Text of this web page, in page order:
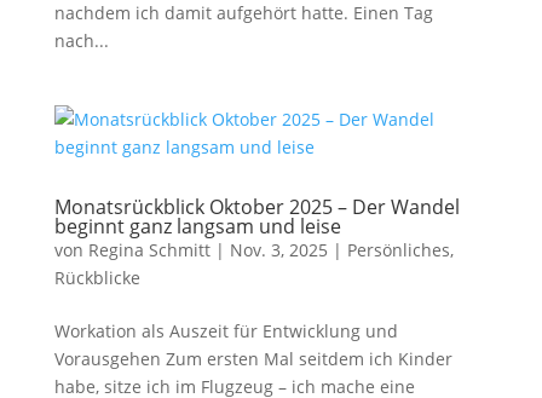
nachdem ich damit aufgehört hatte. Einen Tag
nach...
Monatsrückblick Oktober 2025 – Der Wandel
beginnt ganz langsam und leise
von Regina Schmitt| Nov. 3, 2025 | Persönliches,
Rückblicke
Workation als Auszeit für Entwicklung und
Vorausgehen Zum ersten Mal seitdem ich Kinder
habe, sitze ich im Flugzeug – ich mache eine